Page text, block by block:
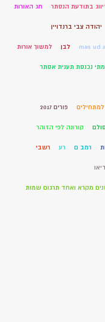
בתודעת הנסתר חג האורות
יהודה צבי ברנדויין
לבן למשוך אורות
מתי נכנסת תענית אסתר
פורים 2017
קורונה לפי הזוהר
רמב ם רע רשבי
מקרא ואחד תרגום שמות